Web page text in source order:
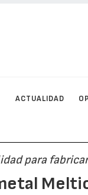
ACTUALIDAD
para